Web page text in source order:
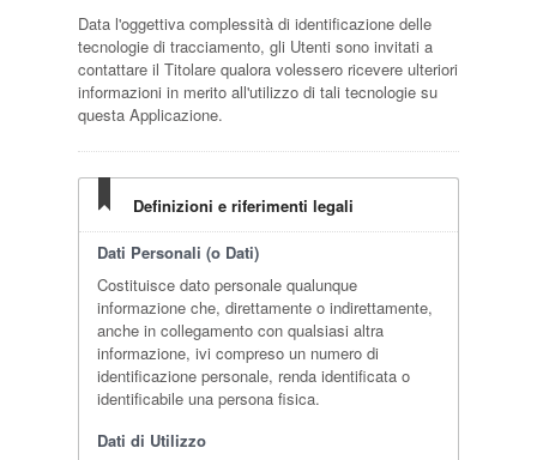
Data l'oggettiva complessità di identificazione delle
tecnologie di tracciamento, gli Utenti sono invitati a
contattare il Titolare qualora volessero ricevere ulteriori
informazioni in merito all'utilizzo di tali tecnologie su
questa Applicazione.
Definizioni e riferimenti legali
Dati Personali (o Dati)
Costituisce dato personale qualunque
informazione che, direttamente o indirettamente,
anche in collegamento con qualsiasi altra
informazione, ivi compreso un numero di
identificazione personale, renda identificata o
identificabile una persona fisica.
Dati di Utilizzo